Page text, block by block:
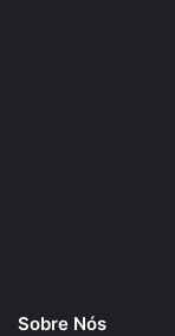
Sobre Nós